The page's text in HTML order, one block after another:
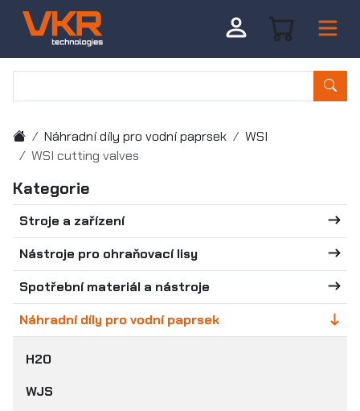
Náhradní díly pro vodní paprsek
WSI
WSI cutting valves
Kategorie
Stroje a zařízení
Nástroje pro ohraňovací lisy
Spotřební materiál a nástroje
Náhradní díly pro vodní paprsek
H2O
WJS